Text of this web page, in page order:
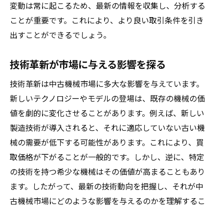
メンテナンス履歴の重要性を知る
機械の外観が買取価格に及ぼす効果
動作確認が求められる理由
信頼できる買取業者の選び方で機械売却を成功
させる
業者の信頼性を見極めるポイント
口コミと評判を調査する方法
契約条件を確認しよう
出張査定と査定結果の比較
業者の対応力と柔軟性を評価する
事前調査で安心取引を実現する
変動は常に起こるため、最新の情報を収集し、分析する
ことが重要です。これにより、より良い取引条件を引き
出すことができるでしょう。
技術革新が市場に与える影響を探る
技術革新は中古機械市場に多大な影響を与えています。
新しいテクノロジーやモデルの登場は、既存の機械の価
値を劇的に変化させることがあります。例えば、新しい
製造技術が導入されると、それに適応していない古い機
械の需要が低下する可能性があります。これにより、買
取価格が下がることが一般的です。しかし、逆に、特定
の技術を持つ希少な機械はその価値が高まることもあり
ます。したがって、最新の技術動向を把握し、それが中
古機械市場にどのような影響を与えるのかを理解するこ